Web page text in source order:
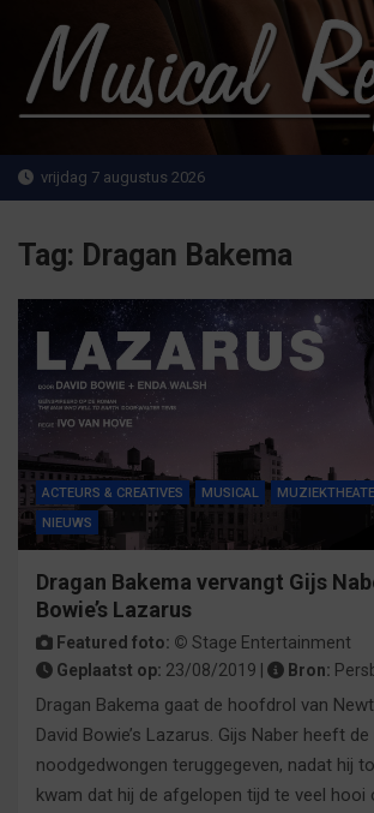
inhoud
MusicalReports.nl
Sinds 2009
vrijdag 7 augustus 2026
Tag: Dragan Bakema
ACTEURS & CREATIVES MUSICAL
NIEUWS
Dragan Bakema vervangt Gijs
Bowie’s Lazarus
Featured foto: © Stage Entertainment
Geplaatst op: 23/08/2019 | Bron:
Dragan Bakema gaat de hoofdrol van
David Bowie’s Lazarus. Gijs Naber heeft de
noodgedwongen teruggegeven, nadat hij
kwam dat hij de afgelopen tijd te veel hooi